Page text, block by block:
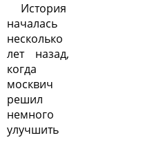
История
началась
несколько
лет назад,
когда
москвич
решил
немного
улучшить